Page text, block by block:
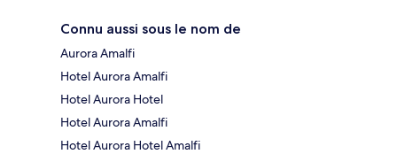
Connu aussi sous le nom de
Aurora Amalfi
Hotel Aurora Amalfi
Hotel Aurora Hotel
Hotel Aurora Amalfi
Hotel Aurora Hotel Amalfi